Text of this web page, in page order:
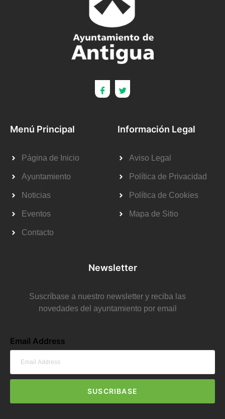
Menú Principal
Página de Inicio
Ayuntamiento
Noticias
Eventos
Contacto
Información Legal
Aviso Legal
Política de Privacidad
Política de Cookies
Mapa de Sitio
Newsletter
Suscríbase a nuestro newsletter y reciba las
novedades del ayuntamiento por email
Email Address
SUSCRIBASE